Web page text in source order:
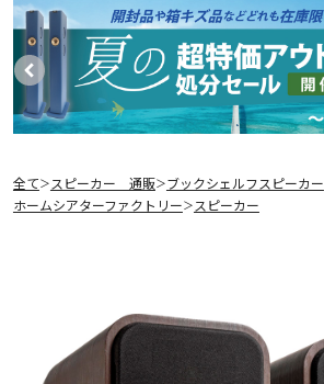
全て＞ スピーカー 通販＞ブックシェルフスピーカー
ホームシアターファクトリー＞ スピーカー